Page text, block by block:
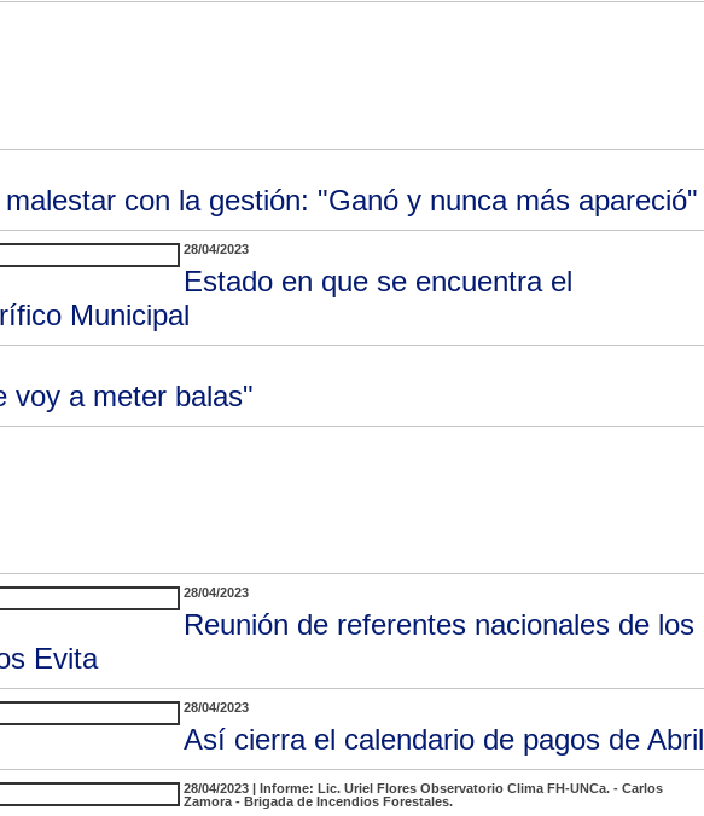
con la gestión: "Ganó y nunca más apareció"
28/04/2023
Estado en que se encuentra el
Municipal
voy a meter balas"
28/04/2023
Reunión de referentes nacionales de los
Evita
28/04/2023
Así cierra el calendario de pagos de Abril
28/04/2023 | Informe: Lic. Uriel Flores Observatorio Clima FH-UNCa. - Carlos
Zamora - Brigada de Incendios Forestales.